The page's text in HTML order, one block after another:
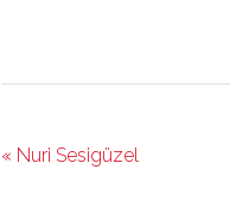
« Nuri Sesigüzel